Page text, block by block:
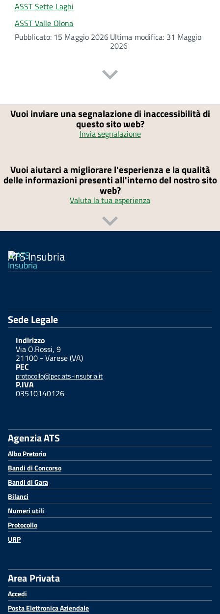
ASST Sette Laghi
ASST Valle Olona
Pubblicato: 15 Maggio 2026Ultima modifica: 31 Maggio
2026
Vuoi inviare una segnalazione di inaccessibilità di
questo sito web?
Invia segnalazione
Vuoi aiutarci a migliorare l'esperienza e la qualità
delle informazioni presenti all'interno del nostro sito
web?
Valuta la tua esperienza
ATS Insubria
Sede Legale
Indirizzo
Via O.Rossi, 9
21100 - Varese (VA)
PEC
protocollo@pec.ats-insubria.it
P.IVA
03510140126
Agenzia ATS
Albo Pretorio
Bandi di Concorso
Bandi di Gara
Bilanci
Numeri utili
Protocollo
URP
Area Privata
Accedi
Posta Elettronica Aziendale